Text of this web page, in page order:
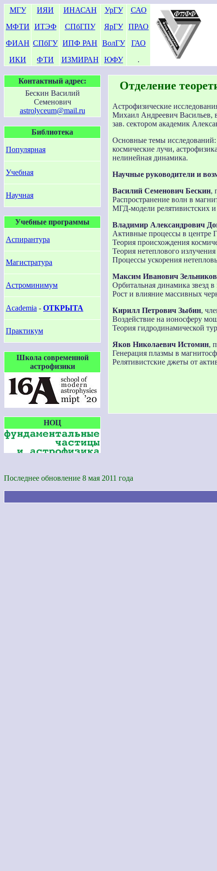
МГУ
МФТИ
ФИАН
ИКИ
ИЯИ
ИТЭФ
СПбГУ
ФТИ
ИНАСАН
СПбГПУ
ИПФ РАН
ИЗМИРАН
УрГУ
ЯрГУ
ВолГУ
ЮФУ
САО
ПРАО
ГАО
.
Контактный адрес:
Бескин Василий
Семенович
astrolyceum@mail.ru
Библиотека
Популярная
Учебная
Научная
Учебные программы
Аспирантура
Магистратура
Астроминимум
Academia - ОТКРЫТА
Практикум
Школа современной
астрофизики
НОЦ
Отделение
Астрофизические
Михаил Андреевич Васильев,
зав. сектором академик
Основные темы исследований:
космические лучи,
нелинейная динамика.
Научные руководители и
Василий Семенович Бескин,
Распространение волн в
МГД-модели релятивистских
Владимир Александрович
Активные процессы в центре
Теория происхождения
Теория нетеплового
Процессы ускорения
Максим Иванович Зельников
Орбитальная динамика звезд
Рост и влияние массивных
Кирилл Петрович Зыбин,
Воздействие на ионосферу
Теория гидродинамической
Яков Николаевич Истомин,
Генерация плазмы в
Релятивистские джеты от
Последнее обновление 8 мая 2011 года